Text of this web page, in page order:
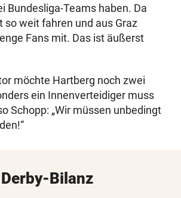
Bundesliga-Teams haben. Da
so weit fahren und aus Graz
Fans mit. Das ist äußerst
möchte Hartberg noch zwei
ein Innenverteidiger muss
Schopp: „Wir müssen unbedingt
Derby-Bilanz